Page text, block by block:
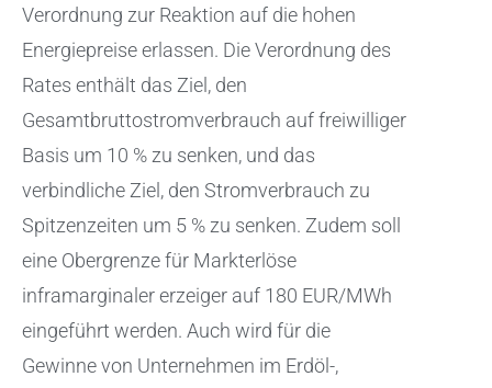
Verordnung zur Reaktion auf die hohen
Energiepreise erlassen. Die Verordnung des
Rates enthält das Ziel, den
Gesamtbruttostromverbrauch auf freiwilliger
Basis um 10 % zu senken, und das
verbindliche Ziel, den Stromverbrauch zu
Spitzenzeiten um 5 % zu senken. Zudem soll
eine Obergrenze für Markterlöse
inframarginaler erzeiger auf 180 EUR/MWh
eingeführt werden. Auch wird für die
Gewinne von Unternehmen im Erdöl-,